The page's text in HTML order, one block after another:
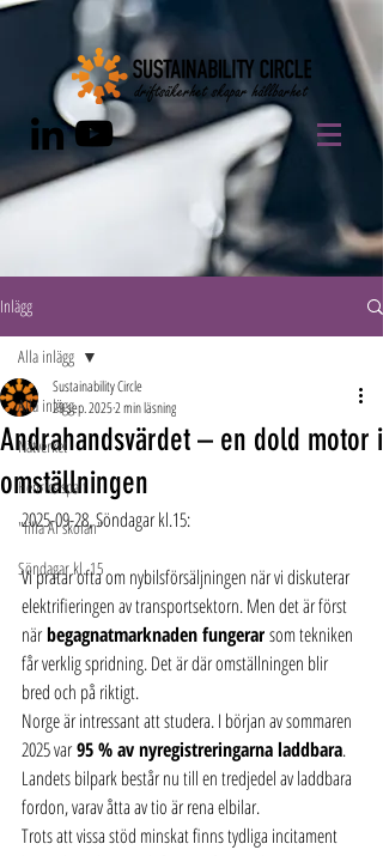
Inlägg
Alla inlägg
Nätverket
Henrics spalt
"lilla AI skolan"
Söndagar kl. 15
Alla inlägg
Andrahandsvärdet – en dold motor i
omställningen
Sustainability Circle
29 sep. 20252 min läsning
2025-09-28, Söndagar kl.15:
Vi pratar ofta om nybilsförsäljningen när vi diskuterar
elektrifieringen av transportsektorn. Men det är först
när begagnatmarknaden fungerar som tekniken
får verklig spridning. Det är där omställningen blir
bred och på riktigt.
Norge är intressant att studera. I början av sommaren
2025 var 95 % av nyregistreringarna laddbara.
Landets bilpark består nu till en tredjedel av laddbara
fordon, varav åtta av tio är rena elbilar.
Trots att vissa stöd minskat finns tydliga incitament